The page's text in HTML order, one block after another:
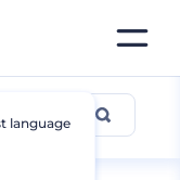
language